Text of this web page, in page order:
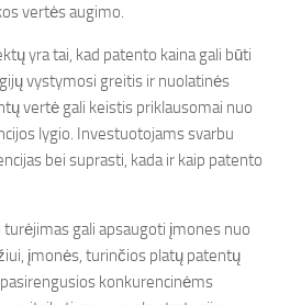
vertės augimo.
yra tai, kad patento kaina gali būti
vystymosi greitis ir nuolatinės
vertė gali keistis priklausomai nuo
lygio. Investuotojams svarbu
bei suprasti, kada ir kaip patento
gali apsaugoti įmones nuo
įmonės, turinčios platų patentų
konkurencinėms